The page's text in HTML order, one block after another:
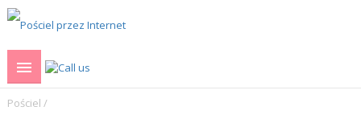
Pościel /